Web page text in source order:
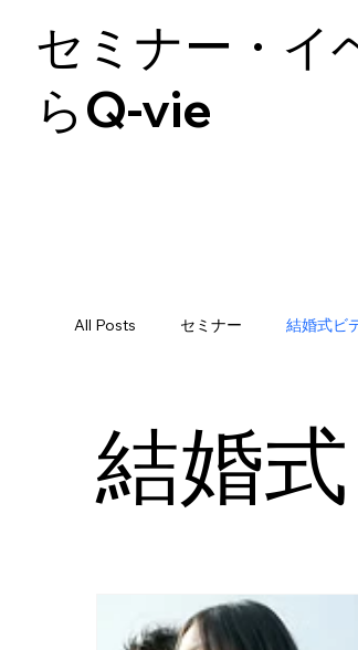
セミナー・イ
らQ-vie
All Posts セミナー 結婚式ビ
結婚